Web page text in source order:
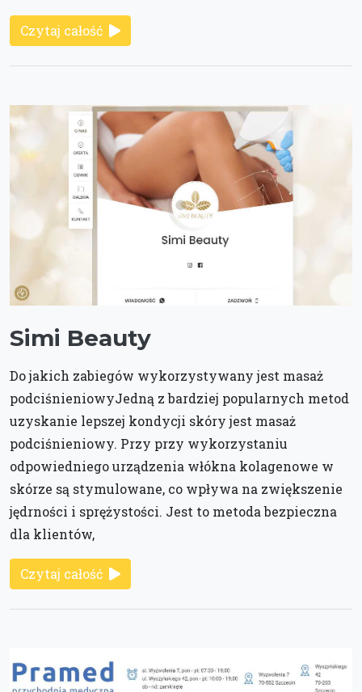
Czytaj całość
Simi Beauty
Do jakich zabiegów wykorzystywany jest masaż
podciśnieniowyJedną z bardziej popularnych metod
uzyskanie lepszej kondycji skóry jest masaż
podciśnieniowy. Przy przy wykorzystaniu
odpowiedniego urządzenia włókna kolagenowe w
skórze są stymulowane, co wpływa na zwiększenie
jędrności i sprężystości. Jest to metoda bezpieczna
dla klientów,
Czytaj całość